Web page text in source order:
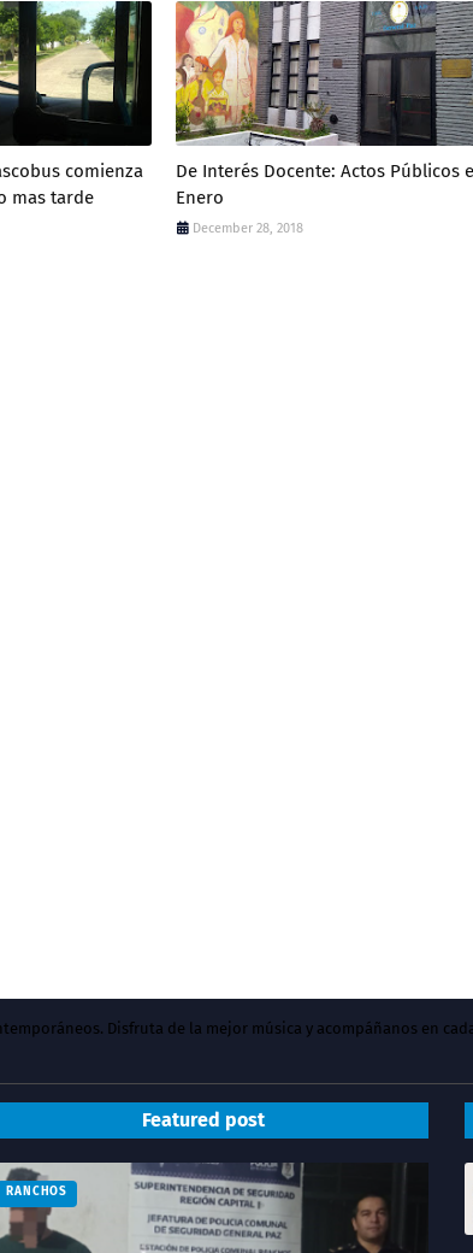
comienza
mas tarde
De Interés Docente: Actos Públicos
Enero
December 28, 2018
Disfruta de la mejor música y acompáñanos en
Featured post
RANCHOS